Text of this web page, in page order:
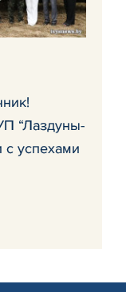
“Лаздуны-
с успехами